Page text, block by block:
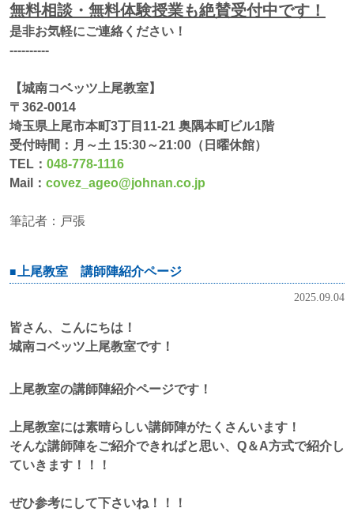
無料相談・無料体験授業も絶賛受付中です！
是非お気軽にご連絡ください！
‐‐‐‐‐‐‐‐‐‐
【城南コベッツ上尾教室】
〒362-0014
埼玉県上尾市本町3丁目11-21 奥隅本町ビル1階
受付時間：月～土 15:30～21:00（日曜休館）
TEL： 048-778-1116
Mail： covez_ageo@johnan.co.jp
筆記者：戸張
上尾教室 講師陣紹介ページ
2025.09.04
皆さん、こんにちは！
城南コベッツ上尾教室です！
上尾教室の講師陣紹介ページです！
上尾教室には素晴らしい講師陣がたくさんいます！
そんな講師陣をご紹介できればと思い、Q＆A方式で紹介し
ていきます！！！
ぜひ参考にして下さいね！！！